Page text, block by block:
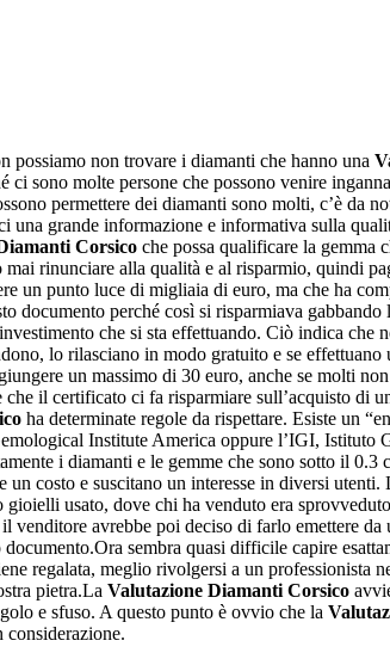
non trovare i diamanti che hanno una
ci sono molte persone che possono venire
permettere dei diamanti sono molti, c’è da
una grande informazione e informativa sulla
Corsico che possa qualificare la gemma
rinunciare alla qualità e al risparmio, quindi
un punto luce di migliaia di euro, ma che ha
documento perché così si risparmiava gabbando
che si sta effettuando. Ciò indica che
lo rilasciano in modo gratuito e se effettuano
un massimo di 30 euro, anche se molti
il certificato ci fa risparmiare sull’acquisto di
ha determinate regole da rispettare. Esiste un
Institute America oppure l’IGI, Istituto
i diamanti e le gemme che sono sotto il 0.3
costo e suscitano un interesse in diversi utenti.
usato, dove chi ha venduto era
venditore avrebbe poi deciso di farlo emettere da
sembra quasi difficile capire
regalata, meglio rivolgersi a un professionista
pietra.La Valutazione Diamanti Corsico
e sfuso. A questo punto è ovvio che la